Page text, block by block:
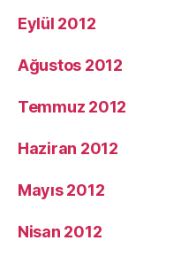
Eylül 2012
Ağustos 2012
Temmuz 2012
Haziran 2012
Mayıs 2012
Nisan 2012